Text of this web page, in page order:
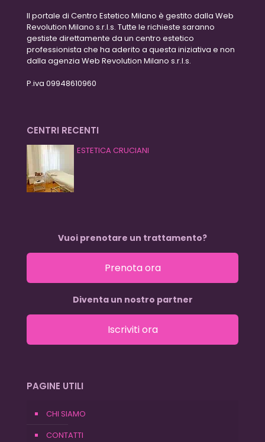
Il portale di Centro Estetico Milano è gestito dalla Web
Revolution Milano s.r.l.s. Tutte le richieste saranno
gestiste direttamente da un centro estetico
professionista che ha aderito a questa iniziativa e non
dalla agenzia Web Revolution Milano s.r.l.s.
P.iva 09948610960
CENTRI RECENTI
ESTETICA CRUCIANI
Vuoi prenotare un trattamento?
Prenota ora
Diventa un nostro partner
Iscriviti ora
PAGINE UTILI
CHI SIAMO
CONTATTI